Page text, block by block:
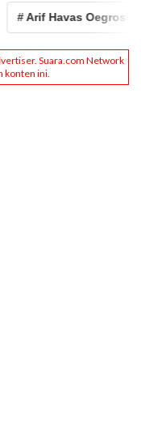
# Arif Havas Oegroseno